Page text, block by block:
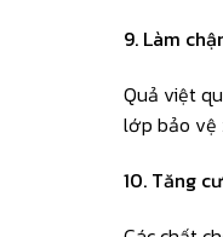
9. Làm
Quả việt
lớp bảo vệ
10. Tăng